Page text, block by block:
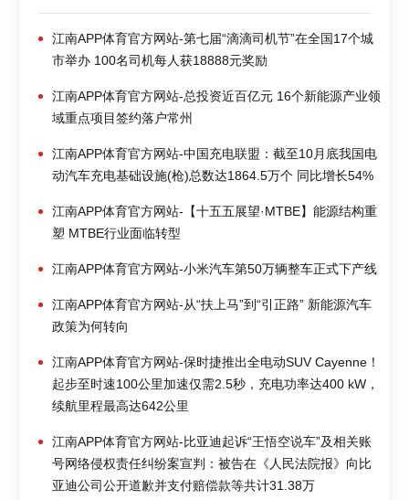
江南APP体育官方网站-第七届“滴滴司机节”在全国17个城
市举办 100名司机每人获18888元奖励
江南APP体育官方网站-总投资近百亿元 16个新能源产业领
域重点项目签约落户常州
江南APP体育官方网站-中国充电联盟：截至10月底我国电
动汽车充电基础设施(枪)总数达1864.5万个 同比增长54%
江南APP体育官方网站-【十五五展望·MTBE】能源结构重
塑 MTBE行业面临转型
江南APP体育官方网站-小米汽车第50万辆整车正式下产线
江南APP体育官方网站-从“扶上马”到“引正路” 新能源汽车
政策为何转向
江南APP体育官方网站-保时捷推出全电动SUV Cayenne！
起步至时速100公里加速仅需2.5秒，充电功率达400 kW，
续航里程最高达642公里
江南APP体育官方网站-比亚迪起诉“王悟空说车”及相关账
号网络侵权责任纠纷案宣判：被告在《人民法院报》向比
亚迪公司公开道歉并支付赔偿款等共计31.38万